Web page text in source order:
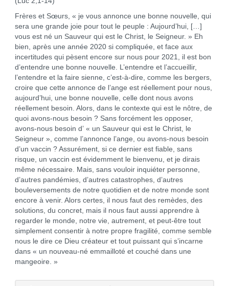
Frères et Sœurs, « je vous annonce une bonne nouvelle, qui
sera une grande joie pour tout le peuple : Aujourd’hui, […]
vous est né un Sauveur qui est le Christ, le Seigneur. » Eh
bien, après une année 2020 si compliquée, et face aux
incertitudes qui pèsent encore sur nous pour 2021, il est bon
d’entendre une bonne nouvelle. L’entendre et l’accueillir,
l’entendre et la faire sienne, c’est-à-dire, comme les bergers,
croire que cette annonce de l’ange est réellement pour nous,
aujourd’hui, une bonne nouvelle, celle dont nous avons
réellement besoin. Alors, dans le contexte qui est le nôtre, de
quoi avons-nous besoin ? Sans forcément les opposer,
avons-nous besoin d’ « un Sauveur qui est le Christ, le
Seigneur », comme l’annonce l’ange, ou avons-nous besoin
d’un vaccin ? Assurément, si ce dernier est fiable, sans
risque, un vaccin est évidemment le bienvenu, et je dirais
même nécessaire. Mais, sans vouloir inquiéter personne,
d’autres pandémies, d’autres catastrophes, d’autres
bouleversements de notre quotidien et de notre monde sont
encore à venir. Alors certes, il nous faut des remèdes, des
solutions, du concret, mais il nous faut aussi apprendre à
regarder le monde, notre vie, autrement, et peut-être tout
simplement consentir à notre propre fragilité, comme semble
nous le dire ce Dieu créateur et tout puissant qui s’incarne
dans « un nouveau-né emmailloté et couché dans une
mangeoire. »